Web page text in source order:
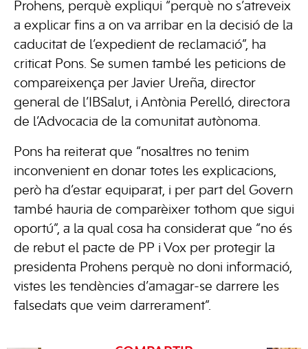
Prohens, perquè expliqui “perquè no s’atreveix
a explicar fins a on va arribar en la decisió de la
caducitat de l’expedient de reclamació”, ha
criticat Pons. Se sumen també les peticions de
compareixença per Javier Ureña, director
general de l’IBSalut, i Antònia Perelló, directora
de l’Advocacia de la comunitat autònoma.
Pons ha reiterat que “nosaltres no tenim
inconvenient en donar totes les explicacions,
però ha d’estar equiparat, i per part del Govern
també hauria de comparèixer tothom que sigui
oportú”, a la qual cosa ha considerat que “no és
de rebut el pacte de PP i Vox per protegir la
presidenta Prohens perquè no doni informació,
vistes les tendències d’amagar-se darrere les
falsedats que veim darrerament”.